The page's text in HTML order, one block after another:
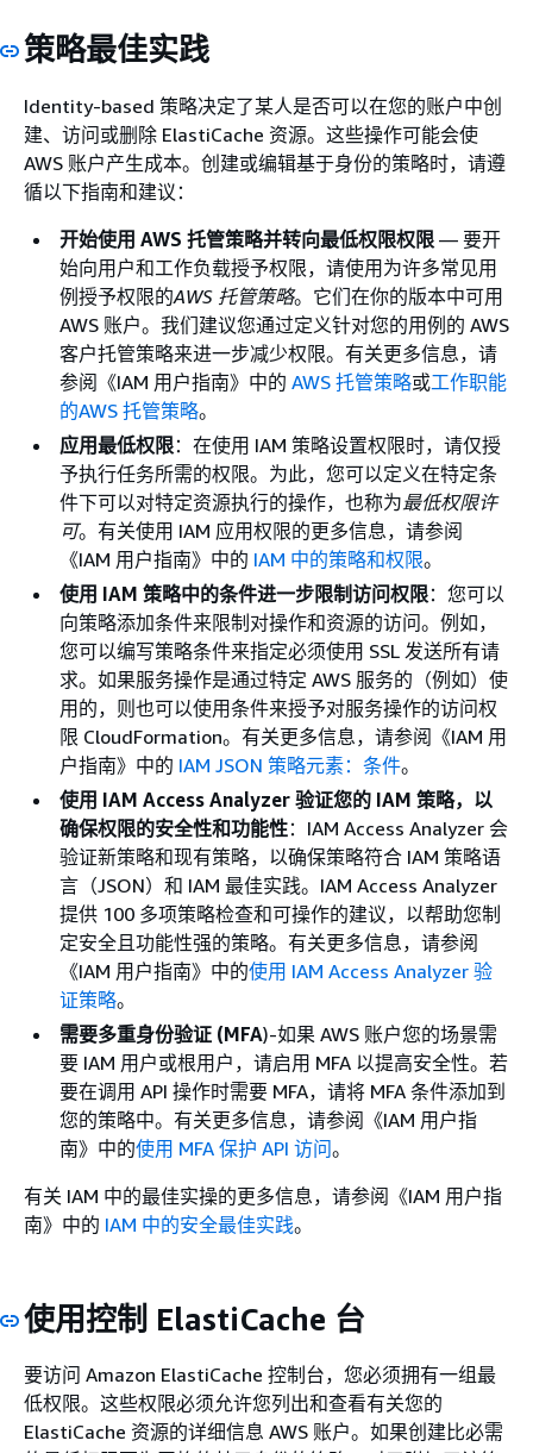
策略最佳实践
Identity-based 策略决定了某人是否可以在您的账户中创
建、访问或删除 ElastiCache 资源。这些操作可能会使
AWS 账户产生成本。创建或编辑基于身份的策略时，请遵
循以下指南和建议：
开始使用 AWS 托管策略并转向最低权限权限 — 要开
始向用户和工作负载授予权限，请使用为许多常见用
例授予权限的AWS 托管策略。它们在你的版本中可用
AWS 账户。我们建议您通过定义针对您的用例的 AWS
客户托管策略来进一步减少权限。有关更多信息，请
参阅《IAM 用户指南》 中的 AWS 托管策略或工作职能
的AWS 托管策略。
应用最低权限：在使用 IAM 策略设置权限时，请仅授
予执行任务所需的权限。为此，您可以定义在特定条
件下可以对特定资源执行的操作，也称为最低权限许
可。有关使用 IAM 应用权限的更多信息，请参阅
《IAM 用户指南》 中的 IAM 中的策略和权限。
使用 IAM 策略中的条件进一步限制访问权限：您可以
向策略添加条件来限制对操作和资源的访问。例如，
您可以编写策略条件来指定必须使用 SSL 发送所有请
求。如果服务操作是通过特定 AWS 服务的（例如）使
用的，则也可以使用条件来授予对服务操作的访问权
限 CloudFormation。有关更多信息，请参阅《IAM 用
户指南》 中的 IAM JSON 策略元素：条件。
使用 IAM Access Analyzer 验证您的 IAM 策略，以
确保权限的安全性和功能性：IAM Access Analyzer 会
验证新策略和现有策略，以确保策略符合 IAM 策略语
言（JSON）和 IAM 最佳实践。IAM Access Analyzer
提供 100 多项策略检查和可操作的建议，以帮助您制
定安全且功能性强的策略。有关更多信息，请参阅
《IAM 用户指南》 中的使用 IAM Access Analyzer 验
证策略。
需要多重身份验证 (MFA)-如果 AWS 账户您的场景需
要 IAM 用户或根用户，请启用 MFA 以提高安全性。若
要在调用 API 操作时需要 MFA，请将 MFA 条件添加到
您的策略中。有关更多信息，请参阅《IAM 用户指
南》 中的使用 MFA 保护 API 访问。
有关 IAM 中的最佳实操的更多信息，请参阅《IAM 用户指
南》 中的 IAM 中的安全最佳实践。
使用控制 ElastiCache 台
要访问 Amazon ElastiCache 控制台，您必须拥有一组最
低权限。这些权限必须允许您列出和查看有关您的
ElastiCache 资源的详细信息 AWS 账户。如果创建比必需